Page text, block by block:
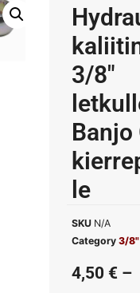
3/8″
Banjo
le
SKU N/A
Category 3/
4,50 € –